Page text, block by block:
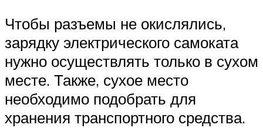
Чтобы разъемы не окислялись,
зарядку электрического самоката
нужно осуществлять только в сухом
месте. Также, сухое место
необходимо подобрать для
хранения транспортного средства.